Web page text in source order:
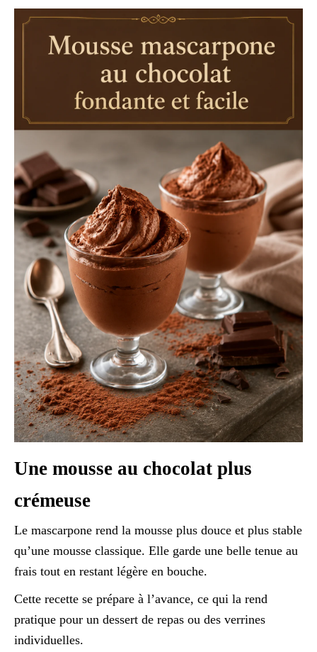
Une mousse au chocolat plus
crémeuse
Le mascarpone rend la mousse plus douce et plus stable
qu’une mousse classique. Elle garde une belle tenue au
frais tout en restant légère en bouche.
Cette recette se prépare à l’avance, ce qui la rend
pratique pour un dessert de repas ou des verrines
individuelles.